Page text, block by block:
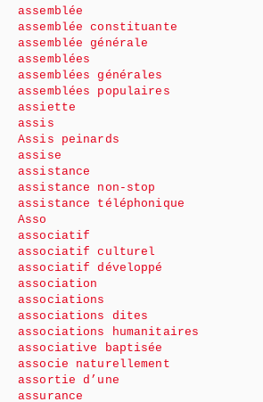
assemblée
assemblée constituante
assemblée générale
assemblées
assemblées générales
assemblées populaires
assiette
assis
Assis peinards
assise
assistance
assistance non-stop
assistance téléphonique
Asso
associatif
associatif culturel
associatif développé
association
associations
associations dites
associations humanitaires
associative baptisée
associe naturellement
assortie d’une
assurance